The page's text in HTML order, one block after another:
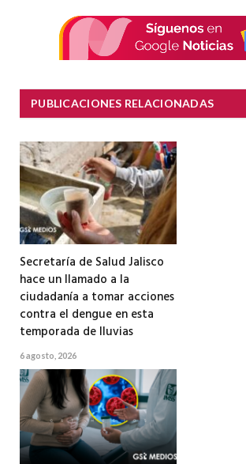
PUBLICACIONES RELACIONADAS
Secretaría de Salud Jalisco
hace un llamado a la
ciudadanía a tomar acciones
contra el dengue en esta
temporada de lluvias
6 agosto, 2026